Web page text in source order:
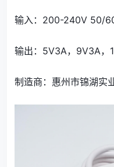
输入：200-240V 50/
输出：5V3A，9V3A，
制造商：惠州市锦湖实